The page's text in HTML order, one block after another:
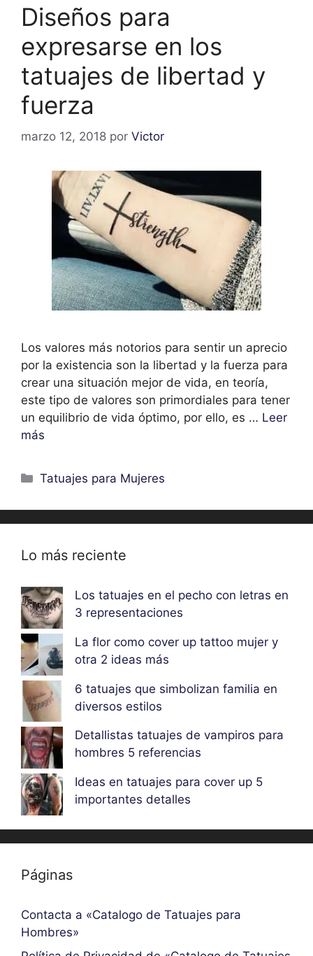
Diseños para
expresarse en los
tatuajes de libertad y
fuerza
marzo 12, 2018 por Victor
Los valores más notorios para sentir un aprecio
por la existencia son la libertad y la fuerza para
crear una situación mejor de vida, en teoría,
este tipo de valores son primordiales para tener
un equilibrio de vida óptimo, por ello, es … Leer
más
Categorías
Tatuajes para Mujeres
Lo más reciente
Los tatuajes en el pecho con letras en
3 representaciones
La flor como cover up tattoo mujer y
otra 2 ideas más
6 tatuajes que simbolizan familia en
diversos estilos
Detallistas tatuajes de vampiros para
hombres 5 referencias
Ideas en tatuajes para cover up 5
importantes detalles
Páginas
Contacta a «Catalogo de Tatuajes para
Hombres»